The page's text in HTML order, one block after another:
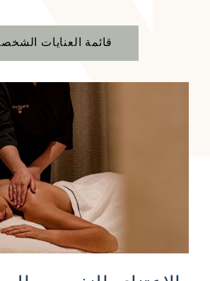
قائمة العنايات